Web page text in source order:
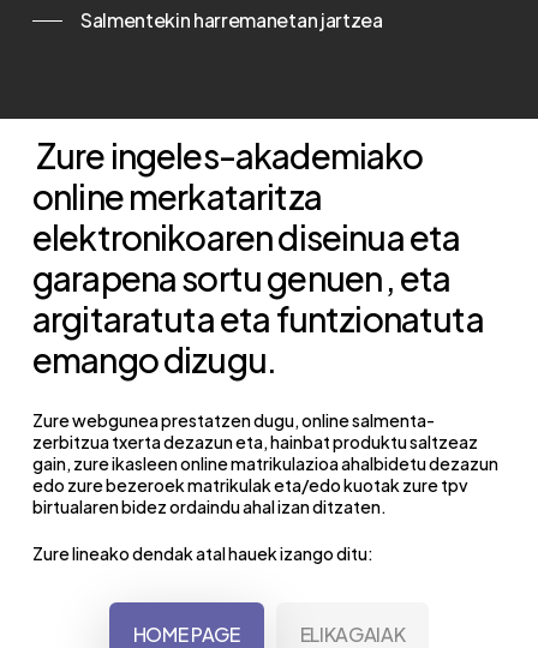
Salmentekin harremanetan jartzea
Zure ingeles-akademiako
online merkataritza
elektronikoaren diseinua eta
garapena sortu genuen, eta
argitaratuta eta funtzionatuta
emango dizugu.
Zure webgunea prestatzen dugu, online salmenta-
zerbitzua txerta dezazun eta, hainbat produktu saltzeaz
gain, zure ikasleen online matrikulazioa ahalbidetu dezazun
edo zure bezeroek matrikulak eta/edo kuotak zure tpv
birtualaren bidez ordaindu ahal izan ditzaten.
Zure lineako dendak atal hauek izango ditu:
HOME PAGE ELIKAGAIAK